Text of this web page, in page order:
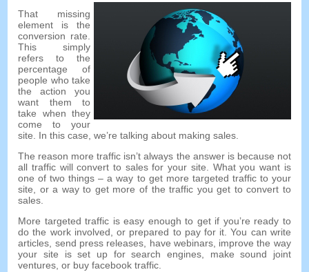
That missing
element is the
conversion rate.
This simply
refers to the
percentage of
people who take
the action you
want them to
take when they
come to your
site. In this case,we’re talking about making sales.
The reason more traffic isn’t always the answer is because not
all traffic will convert to sales for your site. What you want is
one of two things –a way to get more targeted traffic to your
site, or a way to get more of the traffic you get to convert to
sales.
More targeted traffic is easy enough to get if you’re ready to
do the work involved,or prepared to pay for it.You can write
articles, send press releases, have webinars, improve the way
your site is set up for search engines, make sound joint
ventures,or buy facebook traffic.